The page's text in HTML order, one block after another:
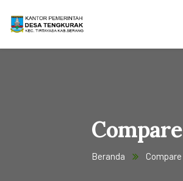
Compare
Beranda Compare